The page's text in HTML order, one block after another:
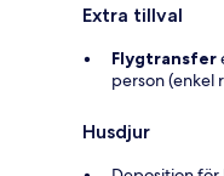
Extra tillval
Flygtransfer
person (enkel
Husdjur